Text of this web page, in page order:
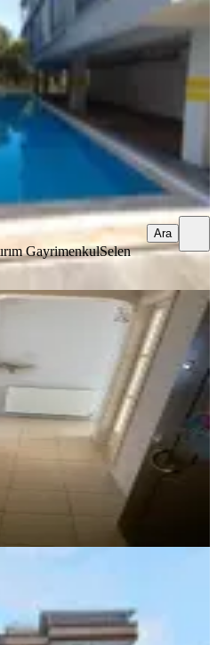
· Çatı Dubleks 13.05.2026
Kahraman
GayrimenkulSelen
Ara
Personeline Kiralıktır
Mahallesi
2. Kat 22.01.2026
4+1 220m2 Teraslı
Kiralık Daire
Mahallesi